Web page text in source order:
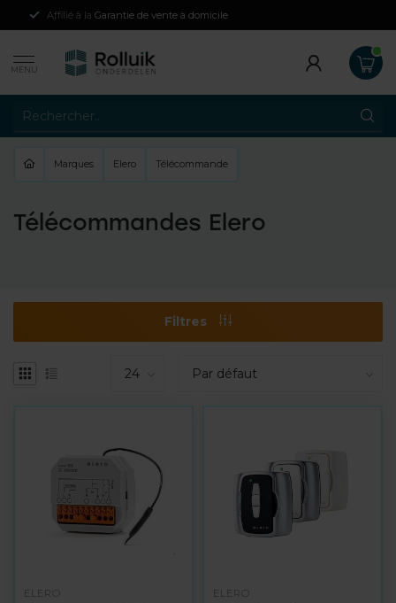
Affilié à la Garantie de vente à domicile
MENU
Marques Elero Télécommande
Télécommandes Elero
Filtres
ELERO ELERO